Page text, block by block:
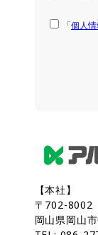
【本社】
〒702-8002
岡山県岡山